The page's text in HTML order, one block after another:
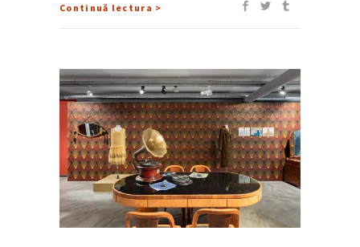
Continuă lectura >